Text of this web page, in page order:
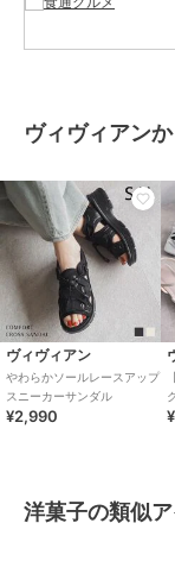
ヴィヴィアン
ヴィヴィアン
やわらかソールレースアップ
スニーカーサンダル
¥2,990
洋菓子の類似